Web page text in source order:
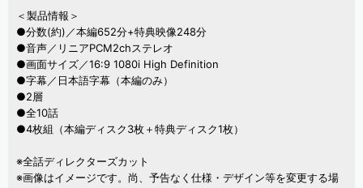
＜製品情報＞
●分数(約)／本編652分+特典映像248分
●音声／リニアPCM2chステレオ
●画面サイズ／16:9 1080i High Definition
●字幕／日本語字幕（本編のみ）
●2層
●全10話
●4枚組（本編ディスク3枚＋特典ディスク1枚）
※全話ディレクターズカット
※画像はイメージです。尚、予告なく仕様・デザイン等を変更する場